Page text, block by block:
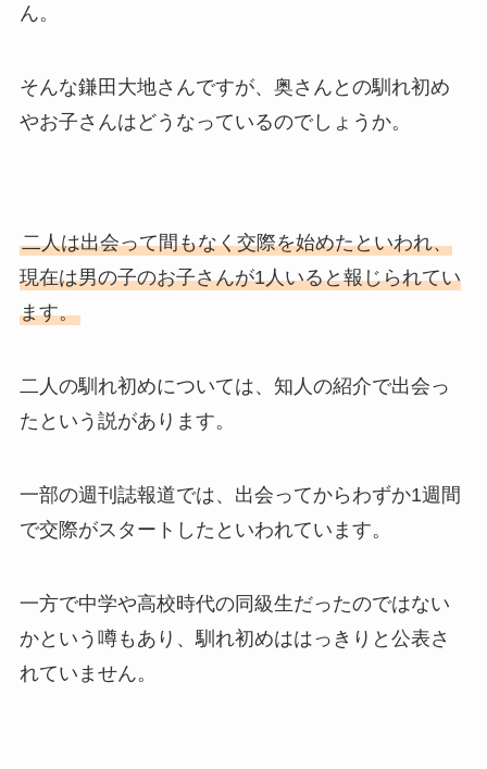
ん。
そんな鎌田大地さんですが、奥さんとの馴れ初め
やお子さんはどうなっているのでしょうか。
二人は出会って間もなく交際を始めたといわれ、
現在は男の子のお子さんが1人いると報じられてい
ます。
二人の馴れ初めについては、知人の紹介で出会っ
たという説があります。
一部の週刊誌報道では、出会ってからわずか1週間
で交際がスタートしたといわれています。
一方で中学や高校時代の同級生だったのではない
かという噂もあり、馴れ初めははっきりと公表さ
れていません。